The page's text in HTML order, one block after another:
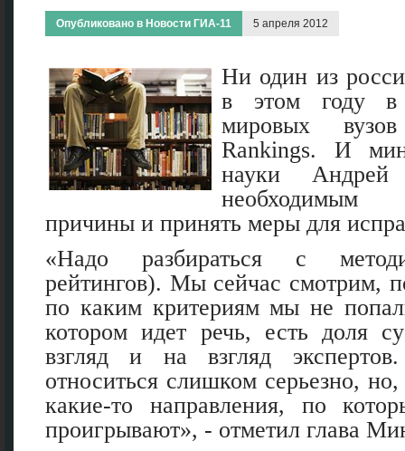
Опубликовано в Новости ГИА-11 5 апреля 2012
Ни один из
в этом году в
мировых
Rankings. И
науки Андрей
необходимым
причины и принять меры для
«Надо разбираться с
рейтингов). Мы сейчас смотрим,
по каким критериям мы не
котором идет речь, есть доля
взгляд и на взгляд
относиться слишком серьезно,
какие-то направления, по
проигрывают», - отметил глава